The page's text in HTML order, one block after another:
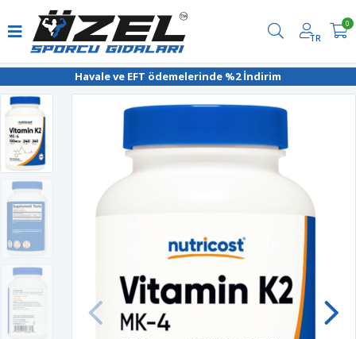
Havale ve EFT ödemelerinde %2 İndirim
TR
0